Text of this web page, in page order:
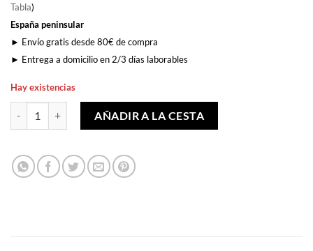
Tabla)
España peninsular
► Envío gratis desde 80€ de compra
► Entrega a domicilio en 2/3 días laborables
Hay existencias
Extremoduro De Profundis cantidad
AÑADIR A LA CESTA